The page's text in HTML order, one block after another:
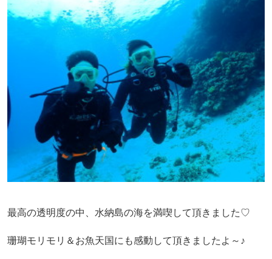
最高の透明度の中、水納島の海を満喫して頂きました♡
珊瑚モリモリ＆お魚天国にも感動して頂きましたよ～♪